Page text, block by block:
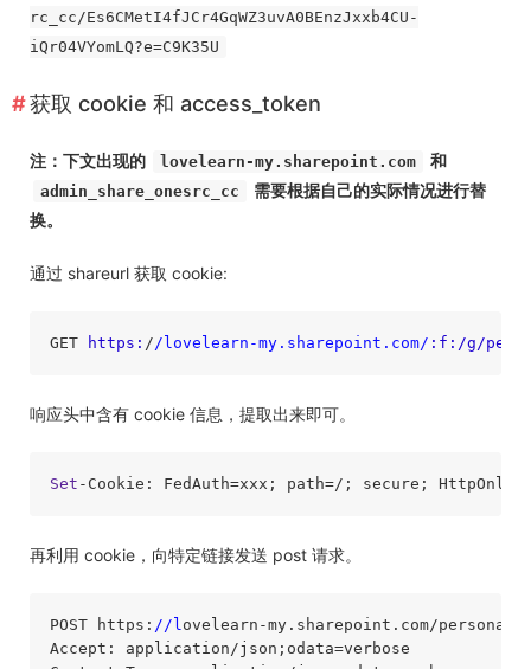
rc_cc/Es6CMetI4fJCr4GqWZ3uvA0BEnzJxxb4CU-
iQr04VYomLQ?e=C9K35U
获取 cookie 和 access_token
注：下文出现的 lovelearn-my.sharepoint.com 和
admin_share_onesrc_cc
需要根据自己的实际情况进行替
换。
通过 shareurl 获取 cookie:
GET https: / /lovelearn-my.sharepoint.com/ :f :/g/
响应头中含有 cookie 信息，提取出来即可。
Set -Cookie: FedAuth=xxx; path=/; secure; HttpOnly
再利用 cookie，向特定链接发送 post 请求。
POST https: //l ovelearn-my.sharepoint.com/personal/
Accept: application/json;odata=verbose